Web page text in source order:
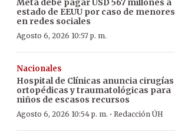
Meta debe pagar USD 567 millones a
estado de EEUU por caso de menores
en redes sociales
Agosto 6, 2026 10:57 p. m.
Nacionales
Hospital de Clínicas anuncia cirugías
ortopédicas y traumatológicas para
niños de escasos recursos
Agosto 6, 2026 10:54 p. m. · Redacción ÚH